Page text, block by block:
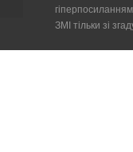
ЗМІ тільки зі